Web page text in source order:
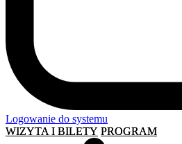
Logowanie do systemu
WIZYTA I BILETY PROGRAM